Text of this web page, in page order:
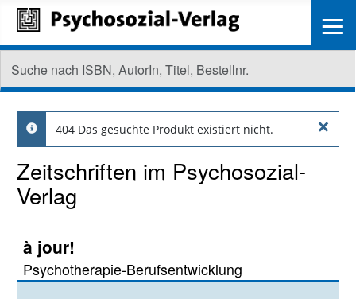
×
info 404 Das gesuchte Produkt existiert nicht.
Zeitschriften im Psychosozial-
Verlag
à jour!
Psychotherapie-Berufsentwicklung
≡